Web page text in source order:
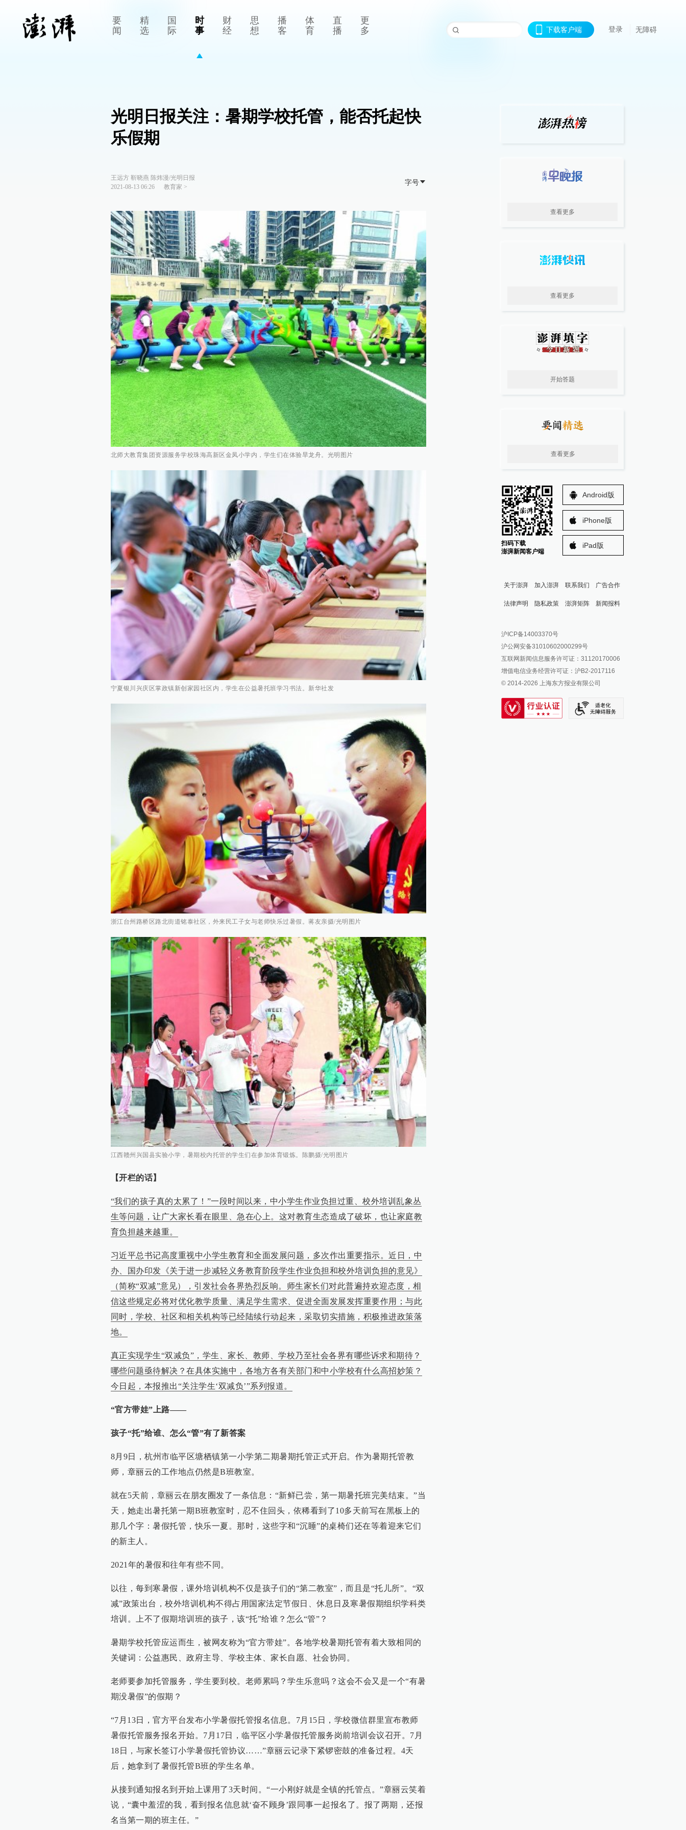
要
闻
精
选
国
际
时
事
财
经
思
想
播
客
体
育
直
播
更
多
下载客户端 登录 无障碍
光明日报关注：暑期学校托管，能否托起快
乐假期
王远方 靳晓燕 陈炜漫/光明日报
2021-08-13 06:26
教育家 >
字号
北师大教育集团资源服务学校珠海高新区金凤小学内，学生们在体验旱龙舟。光明图片
宁夏银川兴庆区掌政镇新创家园社区内，学生在公益暑托班学习书法。新华社发
浙江台州路桥区路北街道铭泰社区，外来民工子女与老师快乐过暑假。蒋友亲摄/光明图片
江西赣州兴国县实验小学，暑期校内托管的学生们在参加体育锻炼。陈鹏摄/光明图片
【开栏的话】
“我们的孩子真的太累了！”一段时间以来，中小学生作业负担过重、校外培训乱象丛
生等问题，让广大家长看在眼里、急在心上。这对教育生态造成了破坏，也让家庭教
育负担越来越重。
习近平总书记高度重视中小学生教育和全面发展问题，多次作出重要指示。近日，中
办、国办印发《关于进一步减轻义务教育阶段学生作业负担和校外培训负担的意见》
（简称“双减”意见），引发社会各界热烈反响。师生家长们对此普遍持欢迎态度，相
信这些规定必将对优化教学质量、满足学生需求、促进全面发展发挥重要作用；与此
同时，学校、社区和相关机构等已经陆续行动起来，采取切实措施，积极推进政策落
地。
真正实现学生“双减负”，学生、家长、教师、学校乃至社会各界有哪些诉求和期待？
哪些问题亟待解决？在具体实施中，各地方各有关部门和中小学校有什么高招妙策？
今日起，本报推出“关注学生‘双减负’”系列报道。
“官方带娃”上路——
孩子“托”给谁、怎么“管”有了新答案
8月9日，杭州市临平区塘栖镇第一小学第二期暑期托管正式开启。作为暑期托管教
师，章丽云的工作地点仍然是B班教室。
就在5天前，章丽云在朋友圈发了一条信息：“新鲜已尝，第一期暑托班完美结束。”当
天，她走出暑托第一期B班教室时，忍不住回头，依稀看到了10多天前写在黑板上的
那几个字：暑假托管，快乐一夏。那时，这些字和“沉睡”的桌椅们还在等着迎来它们
的新主人。
2021年的暑假和往年有些不同。
以往，每到寒暑假，课外培训机构不仅是孩子们的“第二教室”，而且是“托儿所”。“双
减”政策出台，校外培训机构不得占用国家法定节假日、休息日及寒暑假期组织学科类
培训。上不了假期培训班的孩子，该“托”给谁？怎么“管”？
暑期学校托管应运而生，被网友称为“官方带娃”。各地学校暑期托管有着大致相同的
关键词：公益惠民、政府主导、学校主体、家长自愿、社会协同。
老师要参加托管服务，学生要到校。老师累吗？学生乐意吗？这会不会又是一个“有暑
期没暑假”的假期？
“7月13日，官方平台发布小学暑假托管报名信息。7月15日，学校微信群里宣布教师
暑假托管服务报名开始。7月17日，临平区小学暑假托管服务岗前培训会议召开。7月
18日，与家长签订小学暑假托管协议……”章丽云记录下紧锣密鼓的准备过程。4天
后，她拿到了暑假托管B班的学生名单。
从接到通知报名到开始上课用了3天时间。“一小刚好就是全镇的托管点。”章丽云笑着
说，“囊中羞涩的我，看到报名信息就‘奋不顾身’跟同事一起报名了。报了两期，还报
名当第一期的班主任。”
查看更多
查看更多
开始答题
查看更多
扫码下载
澎湃新闻客户端
Android版
iPhone版
iPad版
关于澎湃 加入澎湃 联系我们 广告合作
法律声明 隐私政策 澎湃矩阵
澎湃新闻公众号
澎湃新闻抖音号
派生万物开放平台
IP SHANGHAI
SIXTH TONE
新闻报料
报料邮箱: news@thepaper.cn
沪ICP备14003370号
沪公网安备31010602000299号
互联网新闻信息服务许可证：31120170006
增值电信业务经营许可证：沪B2-2017116
© 2014-2026 上海东方报业有限公司